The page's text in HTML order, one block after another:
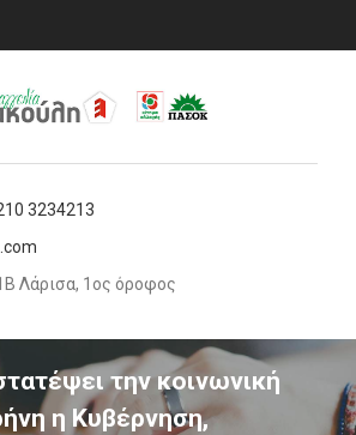
3234213
Λάρισα, 1ος όροφος
την κοινωνική
η Κυβέρνηση,